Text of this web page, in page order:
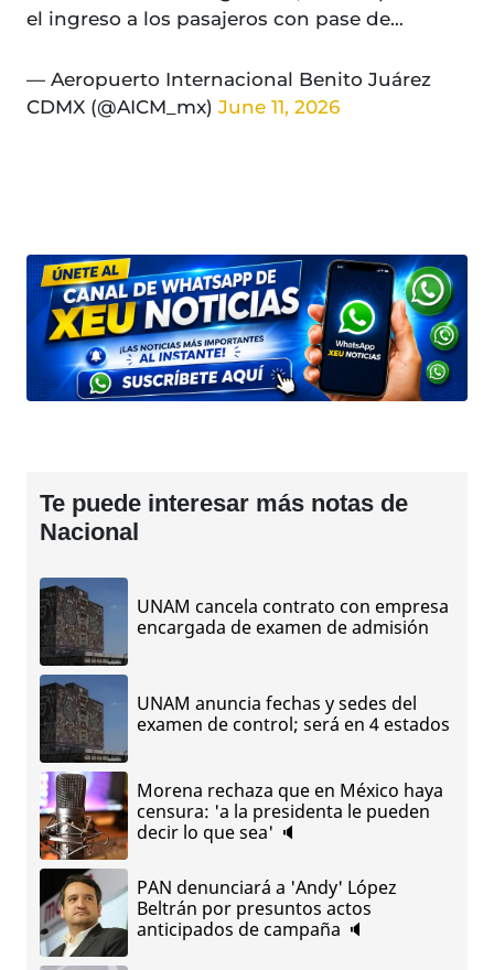
el ingreso a los pasajeros con pase de…
— Aeropuerto Internacional Benito Juárez
CDMX (@AICM_mx) June 11, 2026
Te puede interesar más notas de
Nacional
UNAM cancela contrato con empresa
encargada de examen de admisión
UNAM anuncia fechas y sedes del
examen de control; será en 4 estados
Morena rechaza que en México haya
censura: 'a la presidenta le pueden
decir lo que sea' 🔈
PAN denunciará a 'Andy' López
Beltrán por presuntos actos
anticipados de campaña 🔈